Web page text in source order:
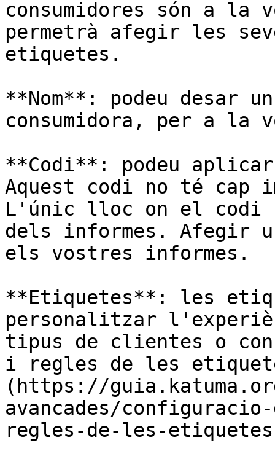
consumidores són a
permetrà afegir les
etiquetes.
**Nom**: podeu desar
consumidora, per a la
**Codi**: podeu
Aquest codi no té cap
L'únic lloc on el codi
dels informes. Afegir
els vostres informes.
**Etiquetes**: les
personalitzar
tipus de clientes o
i regles de les
(https://
avancades/
regles-de-les-